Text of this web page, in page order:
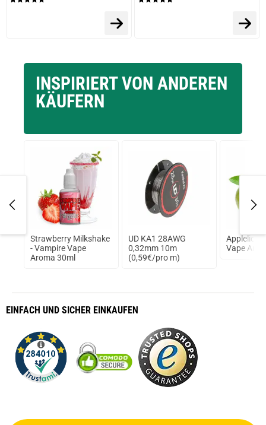
INSPIRIERT VON ANDEREN
KÄUFERN
Strawberry Milkshake
- Vampire Vape
Aroma 30ml
UD KA1 28AWG
0,32mm 10m
(0,59€/pro m)
Vape
EINFACH UND SICHER EINKAUFEN